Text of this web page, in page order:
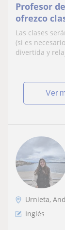
Profesor
ofrezco
Las clases
(si es
divertida y
ver
Urnieta,
Inglés